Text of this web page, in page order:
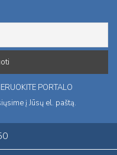
PORTALO
į Jūsų el. paštą.